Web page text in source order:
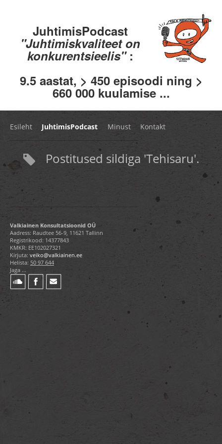
JuhtimisPodcast
"Juhtimiskvaliteet on
konkurentsieelis" :
9.5 aastat, > 450 episoodi ning >
660 000 kuulamise ...
Esileht JuhtimisPodcast Minust Kontakt
Postitused sildiga 'Tehisaru'.
Valkiainen Konsultatsioonid OÜ
Aadress: Raudtee 56-9, 11621 Tallinn
Registrikood: 14377843
KMKR: EE102027321
Kirjuta: veiko@valkiainen.ee
Helista: 50 97 644
Jaga ...